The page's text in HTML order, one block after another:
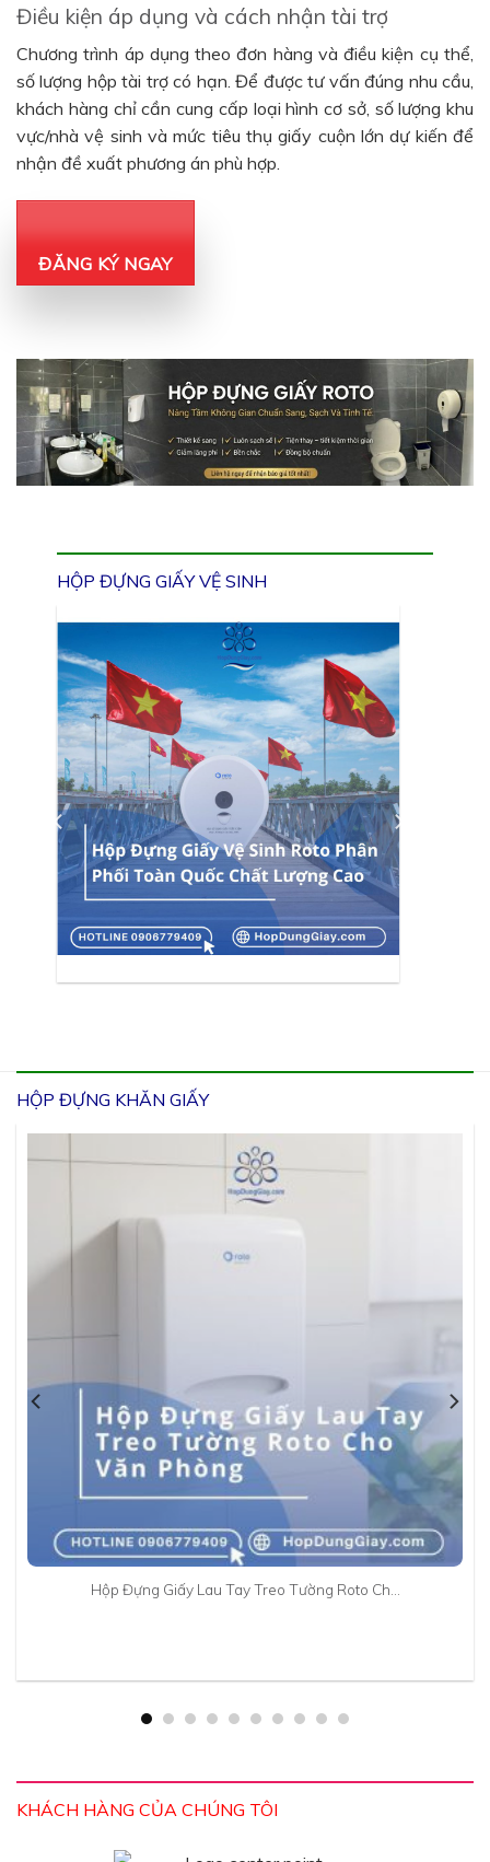
Điều kiện áp dụng và cách nhận tài trợ
Chương trình áp dụng theo đơn hàng và điều kiện cụ thể,
số lượng hộp tài trợ có hạn. Để được tư vấn đúng nhu cầu,
khách hàng chỉ cần cung cấp loại hình cơ sở, số lượng khu
vực/nhà vệ sinh và mức tiêu thụ giấy cuộn lớn dự kiến để
nhận đề xuất phương án phù hợp.
ĐĂNG KÝ NGAY
HỘP ĐỰNG GIẤY VỆ SINH
HỘP ĐỰNG KHĂN GIẤY
Hộp Đựng Giấy Lau Tay Treo Tường Roto Ch…
KHÁCH HÀNG CỦA CHÚNG TÔI